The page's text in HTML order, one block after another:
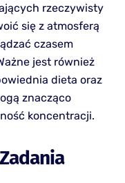
rzeczywisty
się z atmosferą
czasem
jest również
dieta oraz
znacząco
koncentracji.